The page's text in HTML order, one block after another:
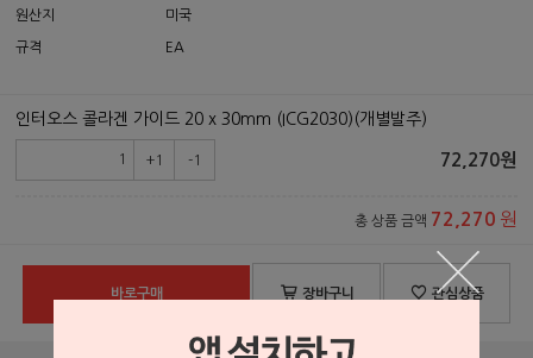
원산지 미국
규격 EA
인터오스 콜라겐 가이드 20 x 30mm (ICG2030)(개별발주)
+1 -1 72,270원
총 상품 금액 72,270 원
바로구매 장바구니 관심상품